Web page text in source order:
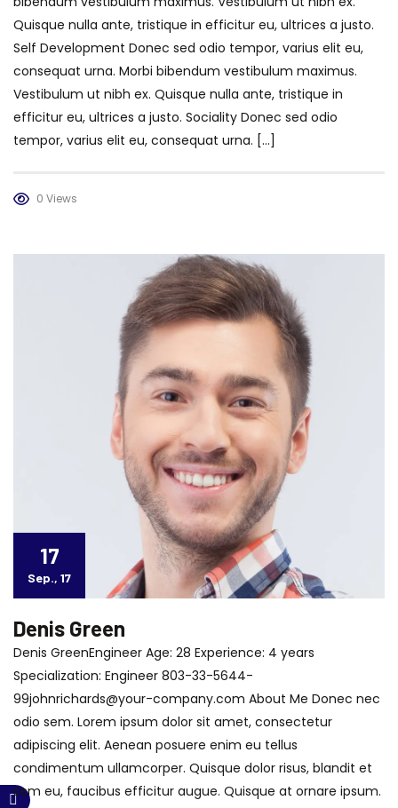
Quisque nulla ante, tristique in efficitur eu, ultrices a justo.
Self Development Donec sed odio tempor, varius elit eu,
consequat urna. Morbi bibendum vestibulum maximus.
Vestibulum ut nibh ex. Quisque nulla ante, tristique in
efficitur eu, ultrices a justo. Sociality Donec sed odio
tempor, varius elit eu, consequat urna. [...]
0 Views
17
Sep., 17
Denis Green
Denis GreenEngineer Age: 28 Experience: 4 years
Specialization: Engineer 803-33-5644-
99johnrichards@your-company.com About Me Donec nec
odio sem. Lorem ipsum dolor sit amet, consectetur
adipiscing elit. Aenean posuere enim eu tellus
condimentum ullamcorper. Quisque dolor risus, blandit et
sem eu, faucibus efficitur augue. Quisque at ornare ipsum.